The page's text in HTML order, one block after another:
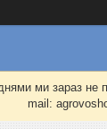
ми зараз
mail: